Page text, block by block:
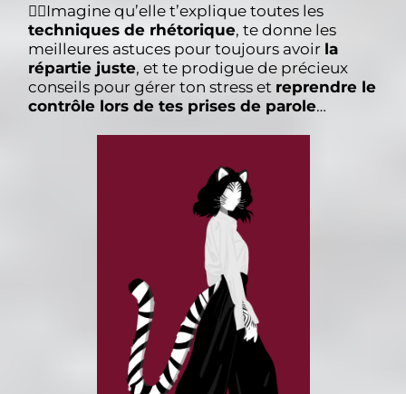
😶‍🌫️Imagine qu’elle t’explique toutes les
techniques de rhétorique, te donne les
meilleures astuces pour toujours avoir la
répartie juste, et te prodigue de précieux
conseils pour gérer ton stress et reprendre le
contrôle lors de tes prises de parole…